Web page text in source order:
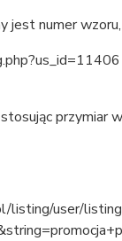
jest numer
przymiar
listing/user/